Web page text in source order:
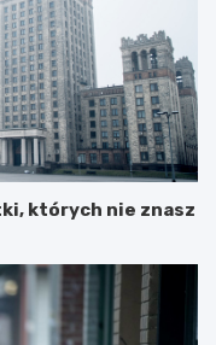
których nie znasz